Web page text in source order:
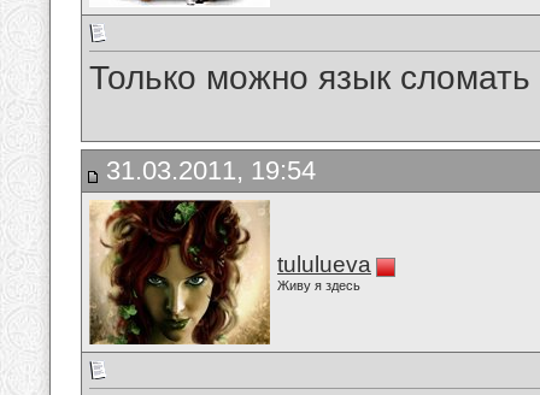
Только можно язык
31.03.2011, 19:54
tululueva
Живу я здесь